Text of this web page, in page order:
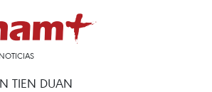
TIEN DUAN